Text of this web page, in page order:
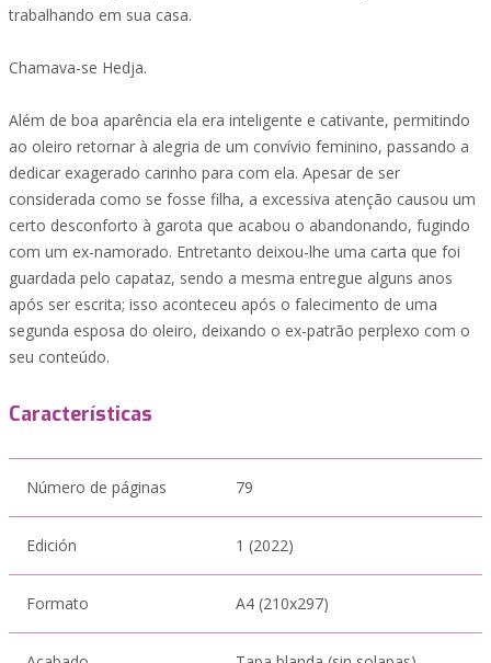
trabalhando em sua casa.
Chamava-se Hedja.
Além de boa aparência ela era inteligente e cativante, permitindo
ao oleiro retornar à alegria de um convívio feminino, passando a
dedicar exagerado carinho para com ela. Apesar de ser
considerada como se fosse filha, a excessiva atenção causou um
certo desconforto à garota que acabou o abandonando, fugindo
com um ex-namorado. Entretanto deixou-lhe uma carta que foi
guardada pelo capataz, sendo a mesma entregue alguns anos
após ser escrita; isso aconteceu após o falecimento de uma
segunda esposa do oleiro, deixando o ex-patrão perplexo com o
seu conteúdo.
Características
Número de páginas 79
Edición 1 (2022)
Formato A4 (210x297)